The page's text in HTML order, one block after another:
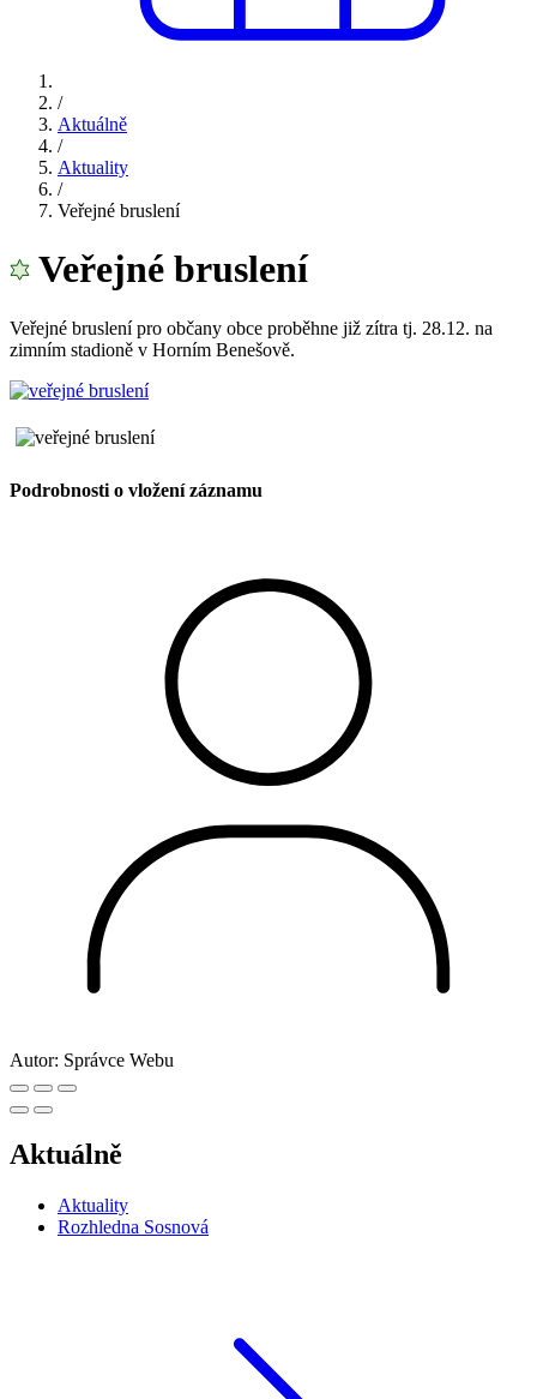
/
Aktuálně
/
Aktuality
/
Veřejné bruslení
Veřejné bruslení
Veřejné bruslení pro občany obce proběhne již zítra tj. 28.12. na
zimním stadioně v Horním Benešově.
Podrobnosti o vložení záznamu
Autor: Správce Webu
Aktuálně
Aktuality
Rozhledna Sosnová